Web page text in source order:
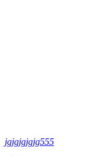
jgjgjgjgjg555